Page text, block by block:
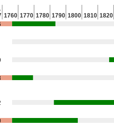
1760 1770 1780 1790 1800 1810 1820